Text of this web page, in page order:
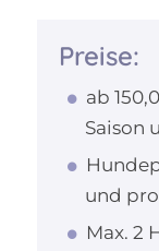
Preise:
ab
Saison
und
Max. 2